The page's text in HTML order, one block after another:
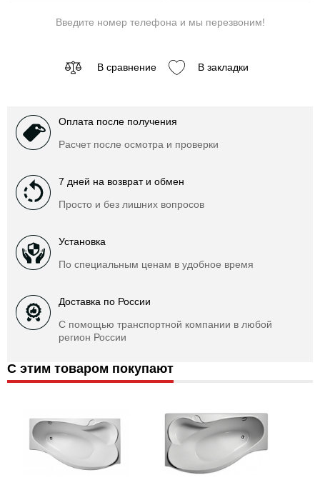
Введите номер телефона и мы перезвоним!
В сравнение В закладки
Оплата после получения
Расчет после осмотра и проверки
7 дней на возврат и обмен
Просто и без лишних вопросов
Установка
По специальным ценам в удобное время
Доставка по России
С помощью транспортной компании в любой
регион России
С этим товаром покупают